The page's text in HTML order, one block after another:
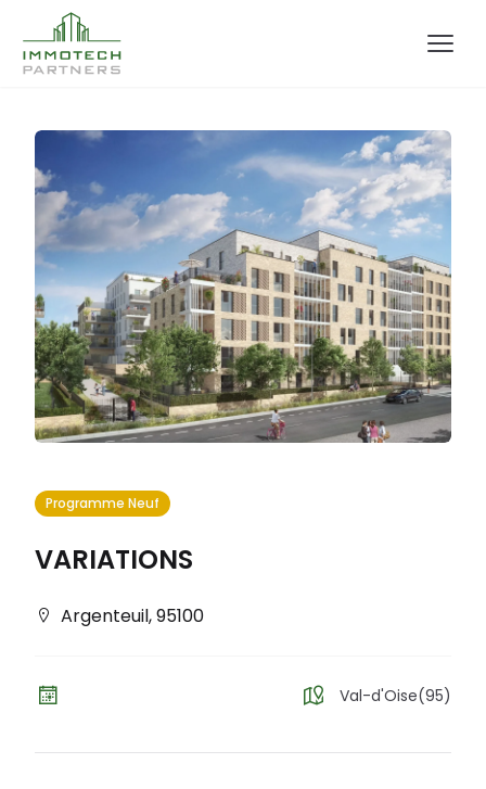
Programme Neuf
VARIATIONS
Argenteuil,95100
Val-d'Oise(95)